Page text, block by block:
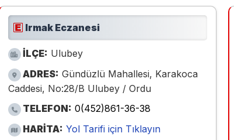
Irmak Eczanesi
İLÇE: Ulubey
ADRES: Gündüzlü Mahallesi, Karakoca
Caddesi, No:28/B Ulubey / Ordu
TELEFON: 0(452)861-36-38
HARİTA: Yol Tarifi için Tıklayın